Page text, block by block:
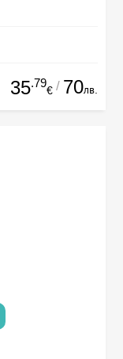
35.79
€ / 70лв.